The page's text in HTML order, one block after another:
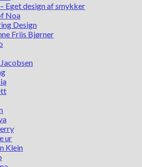
Eget design af smykker
Noa
Design
Friis Bjørner
ur
Klein